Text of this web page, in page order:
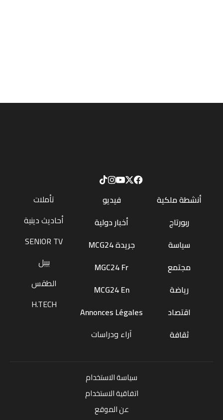
أنشطة ملكية
ربورتاج
سياسة
مجتمع
رياضة
اقتصاد
ثقافة
فيديو
أخبار دولية
جريدة MCG24
MGC24 Fr
MCG24 En
Annonces Légales
آراء ودراسات
تأملات
أحاديث دينية
SENIOR TV
بيبل
الطقس
H.TECH
سياسة الاستخدام
اتفاقية الاستخدام
عن الموقع